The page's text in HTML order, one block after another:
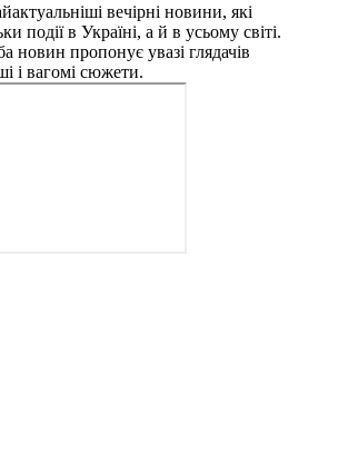
вечірні новини, які
події в Україні, а й в усьому світі.
новин пропонує увазі глядачів
і вагомі сюжети.